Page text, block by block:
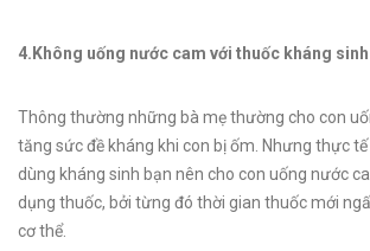
4.Không uống nước cam với thuốc kháng sinh
Thông thường những bà mẹ thường cho con
tăng sức đề kháng khi con bị ốm. Nhưng thực
dùng kháng sinh bạn nên cho con uống nước
dụng thuốc, bởi từng đó thời gian thuốc mới
cơ thể.